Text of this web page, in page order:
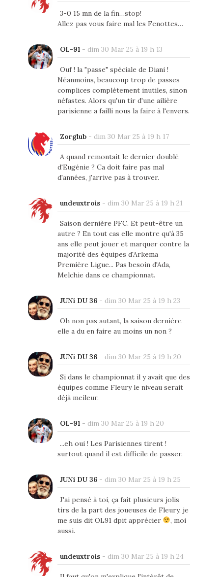
3-0 15 mn de la fin…stop!
Allez pas vous faire mal les Fenottes…
OL-91 - dim 30 Mar 25 à 19 h 13
Ouf ! la "passe" spéciale de Diani !
Néanmoins, beaucoup trop de passes
complices complètement inutiles, sinon
néfastes. Alors qu'un tir d'une ailière
parisienne a failli nous la faire à l'envers.
Zorglub- dim 30 Mar 25 à 19 h 17
A quand remontait le dernier doublé
d'Eugénie ? Ca doit faire pas mal
d'années, j'arrive pas à trouver.
undeuxtrois- dim 30 Mar 25 à 19 h 21
Saison dernière PFC. Et peut-être un
autre ? En tout cas elle montre qu'à 35
ans elle peut jouer et marquer contre la
majorité des équipes d'Arkema
Première Ligue... Pas besoin d'Ada,
Melchie dans ce championnat.
JUNi DU 36- dim 30 Mar 25 à 19 h 23
Oh non pas autant, la saison dernière
elle a du en faire au moins un non ?
JUNi DU 36- dim 30 Mar 25 à 19 h 20
Si dans le championnat il y avait que des
équipes comme Fleury le niveau serait
déjà meileur.
OL-91 - dim 30 Mar 25 à 19 h 20
...eh oui ! Les Parisiennes tirent !
surtout quand il est difficile de passer.
JUNi DU 36- dim 30 Mar 25 à 19 h 25
J'ai pensé à toi, ça fait plusieurs jolis
tirs de la part des joueuses de Fleury, je
me suis dit OL91 dpit apprécier
, moi
aussi.
undeuxtrois- dim 30 Mar 25 à 19 h 24